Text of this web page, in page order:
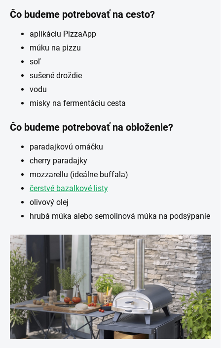
Čo budeme potrebovať na cesto?
aplikáciu PizzaApp
múku na pizzu
soľ
sušené droždie
vodu
misky na fermentáciu cesta
Čo budeme potrebovať na obloženie?
paradajkovú omáčku
cherry paradajky
mozzarellu (ideálne buffala)
čerstvé bazalkové listy
olivový olej
hrubá múka alebo semolinová múka na podsýpanie